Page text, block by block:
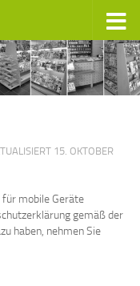
15. OKTOBER
mobile Geräte
gemäß der
haben, nehmen Sie